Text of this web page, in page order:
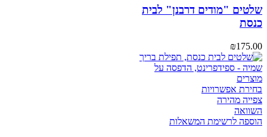
שלטים "מודים דרבנן" לבית
כנסת
₪175.00
בחירת אפשרויות
צפייה מהירה
השוואה
הוספה לרשימת המשאלות